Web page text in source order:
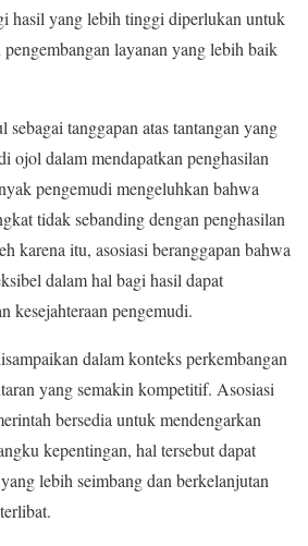
hasil yang lebih tinggi diperlukan untuk
layanan yang lebih baik
tanggapan atas tantangan yang
ojol dalam mendapatkan penghasilan
pengemudi mengeluhkan bahwa
tidak sebanding dengan penghasilan
karena itu, asosiasi beranggapan bahwa
dalam hal bagi hasil dapat
kesejahteraan pengemudi.
dalam konteks perkembangan
yang semakin kompetitif. Asosiasi
bersedia untuk mendengarkan
kepentingan, hal tersebut dapat
lebih seimbang dan berkelanjutan